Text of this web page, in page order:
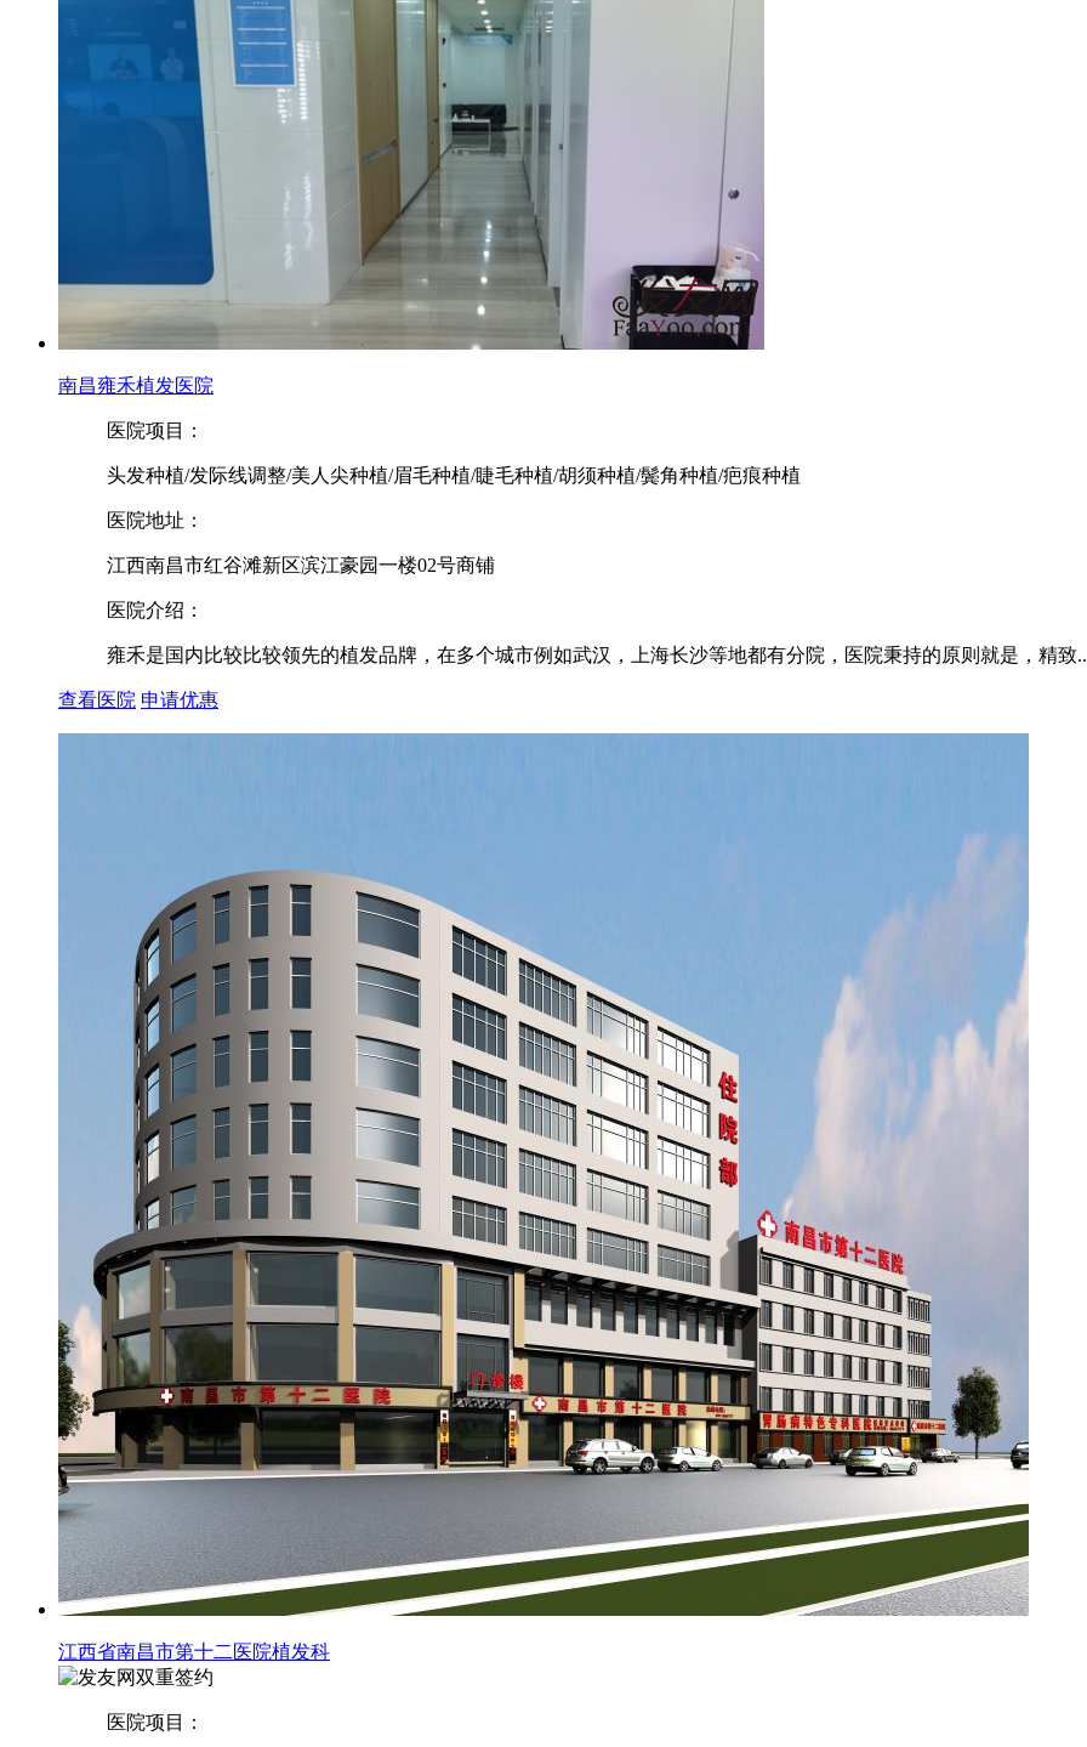
南昌雍禾植发医院
医院项目：
头发种植/发际线调整/美人尖种植/眉毛种植/睫毛种植/胡须种植/鬓角种植/疤痕种植
医院地址：
江西南昌市红谷滩新区滨江豪园一楼02号商铺
医院介绍：
雍禾是国内比较比较领先的植发品牌，在多个城市例如武汉，上海长沙等地都有分院，医院秉持的原则就是，精致
查看医院 申请优惠
江西省南昌市第十二医院植发科
双重签约
医院项目：